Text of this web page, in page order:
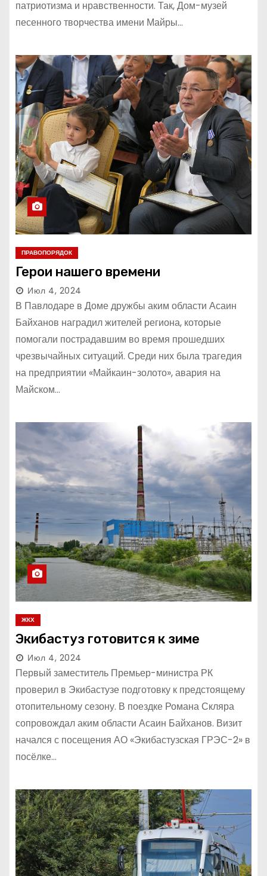
патриотизма и нравственности. Так, Дом-музей
песенного творчества имени Майры…
ПРАВОПОРЯДОК
Герои нашего времени
Июл 4, 2024
В Павлодаре в Доме дружбы аким области Асаин
Байханов наградил жителей региона, которые
помогали пострадавшим во время прошедших
чрезвычайных ситуаций. Среди них была трагедия
на предприятии «Майкаин-золото», авария на
Майском…
ЖКХ
Экибастуз готовится к зиме
Июл 4, 2024
Первый заместитель Премьер-министра РК
проверил в Экибастузе подготовку к предстоящему
отопительному сезону. В поездке Романа Скляра
сопровождал аким области Асаин Байханов. Визит
начался с посещения АО «Экибастузская ГРЭС-2» в
посёлке…